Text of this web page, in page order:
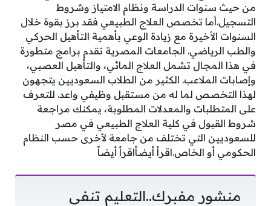
من حيث سنوات الدراسة ونظام الامتياز وشروط
التسجيل.أما تخصص العلاج الطبيعي فقد برز بقوة خلال
السنوات الأخيرة مع زيادة الوعي بأهمية التأهيل الحركي
والطب الرياضي. الجامعات المصرية تقدم برامج متطورة
في هذا المجال تشمل العلاج المائي، والتأهيل العصبي،
وإصابات الملاعب. الكثير من الطلاب السعوديين يتجهون
لهذا التخصص لما له من مستقبل وظيفي واعد. للتعرف
على المتطلبات والمعدلات المطلوبة، يمكنك مراجعة
شروط القبول في كلية العلاج الطبيعي في مصر
للسعوديين التي تختلف من جامعة لأخرى حسب النظام
الحكومي أو الخاص.اقرأ أيضاًاقرأ أيضاً
منشور مفبرك..التعليم تنفي